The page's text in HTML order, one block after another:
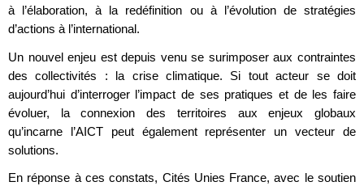
à l’élaboration, à la redéfinition ou à l’évolution de stratégies
d’actions à l’international.
Un nouvel enjeu est depuis venu se surimposer aux contraintes
des collectivités : la crise climatique. Si tout acteur se doit
aujourd’hui d’interroger l’impact de ses pratiques et de les faire
évoluer, la connexion des territoires aux enjeux globaux
qu’incarne l’AICT peut également représenter un vecteur de
solutions.
En réponse à ces constats, Cités Unies France, avec le soutien